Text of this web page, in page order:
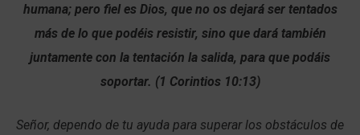
humana; pero fiel es Dios, que no os dejará ser tentados
más de lo que podéis resistir, sino que dará también
juntamente con la tentación la salida, para que podáis
soportar. (1 Corintios 10:13)
Señor, dependo de tu ayuda para superar los obstáculos de